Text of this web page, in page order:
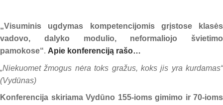
„Visuminis ugdymas kompetencijomis grįstose klasės
vadovo, dalyko modulio, neformaliojo švietimo
pamokose“. Apie konferenciją rašo…
„Niekuomet žmogus nėra toks gražus, koks jis yra kurdamas“
(Vydūnas)
Konferencija skiriama Vydūno 155-ioms gimimo ir 70-ioms